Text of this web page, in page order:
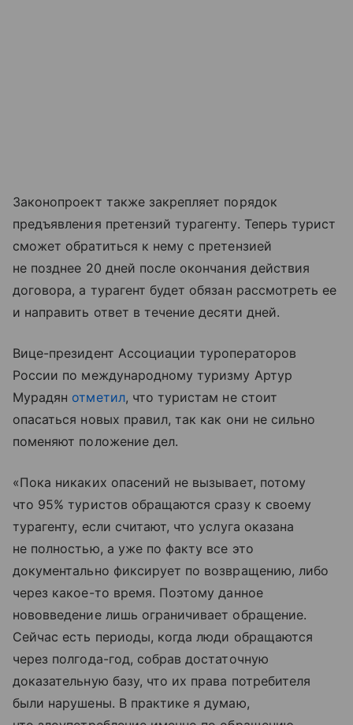
Законопроект также закрепляет порядок
предъявления претензий турагенту. Теперь турист
сможет обратиться к нему с претензией
не позднее 20 дней после окончания действия
договора, а турагент будет обязан рассмотреть ее
и направить ответ в течение десяти дней.
Вице-президент Ассоциации туроператоров
России по международному туризму Артур
Мурадян отметил, что туристам не стоит
опасаться новых правил, так как они не сильно
поменяют положение дел.
«Пока никаких опасений не вызывает, потому
что 95% туристов обращаются сразу к своему
турагенту, если считают, что услуга оказана
не полностью, а уже по факту все это
документально фиксирует по возвращению, либо
через какое-то время. Поэтому данное
нововведение лишь ограничивает обращение.
Сейчас есть периоды, когда люди обращаются
через полгода-год, собрав достаточную
доказательную базу, что их права потребителя
были нарушены. В практике я думаю,